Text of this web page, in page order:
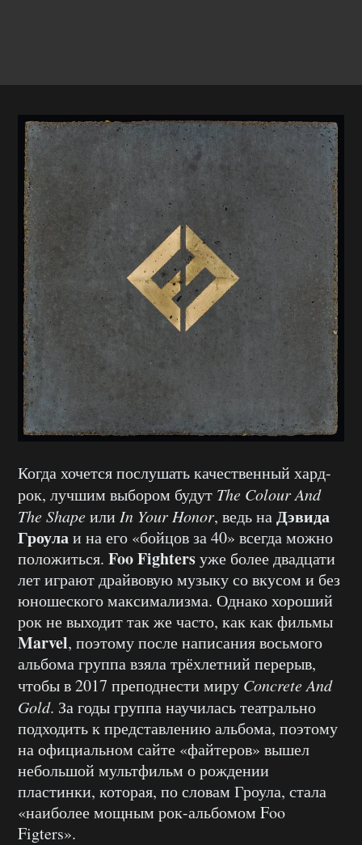
Когда хочется послушать качественный хард-
рок, лучшим выбором будут The Colour And
The Shapeили In Your Honor, ведь наДэвида
Гроулаи на его «бойцов за 40» всегда можно
положиться. Foo Fightersуже более двадцати
лет играют драйвовую музыку со вкусом и без
юношеского максимализма. Однако хороший
рок не выходит так же часто, как как фильмы
Marvel, поэтому после написания восьмого
альбома группа взяла трёхлетний перерыв,
чтобы в 2017 преподнести миру Concrete And
Gold. За годы группа научилась театрально
подходить к представлению альбома, поэтому
на официальном сайте «файтеров» вышел
небольшой мультфильм о рождении
пластинки, которая, по словам Гроула, стала
«наиболее мощным рок-альбомом Foo
Figters».